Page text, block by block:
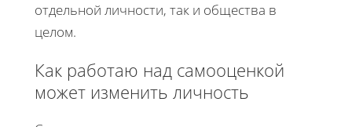
отдельной личности, так и общества в
целом.
Как работаю над самооценкой
может изменить личность